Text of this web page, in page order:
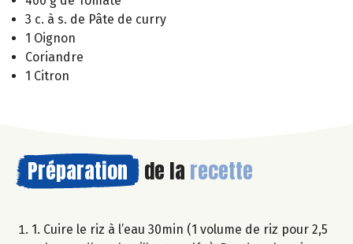
3 c. à s. de Pâte de curry
1 Oignon
Coriandre
1 Citron
Préparation de la recette
1. Cuire le riz à l’eau 30min (1 volume de riz pour 2,5